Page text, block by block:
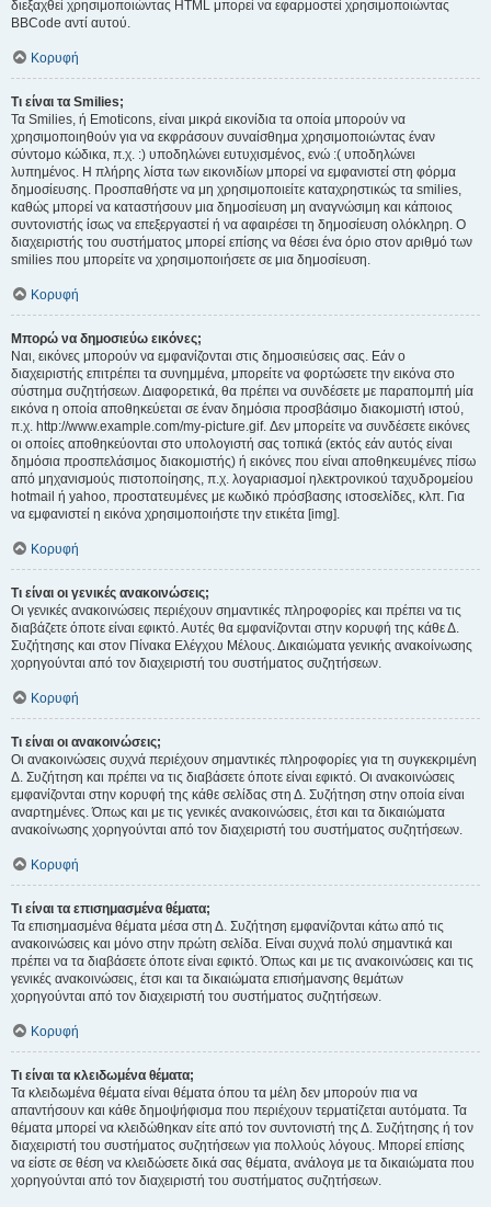
διεξαχθεί χρησιμοποιώντας HTML μπορεί να εφαρμοστεί χρησιμοποιώντας
BBCode αντί αυτού.
Κορυφή
Τι είναι τα Smilies;
Τα Smilies, ή Emoticons, είναι μικρά εικονίδια τα οποία μπορούν να
χρησιμοποιηθούν για να εκφράσουν συναίσθημα χρησιμοποιώντας έναν
σύντομο κώδικα, π.χ. :) υποδηλώνει ευτυχισμένος, ενώ :( υποδηλώνει
λυπημένος. Η πλήρης λίστα των εικονιδίων μπορεί να εμφανιστεί στη φόρμα
δημοσίευσης. Προσπαθήστε να μη χρησιμοποιείτε καταχρηστικώς τα smilies,
καθώς μπορεί να καταστήσουν μια δημοσίευση μη αναγνώσιμη και κάποιος
συντονιστής ίσως να επεξεργαστεί ή να αφαιρέσει τη δημοσίευση ολόκληρη. Ο
διαχειριστής του συστήματος μπορεί επίσης να θέσει ένα όριο στον αριθμό των
smilies που μπορείτε να χρησιμοποιήσετε σε μια δημοσίευση.
Κορυφή
Μπορώ να δημοσιεύω εικόνες;
Ναι, εικόνες μπορούν να εμφανίζονται στις δημοσιεύσεις σας. Εάν ο
διαχειριστής επιτρέπει τα συνημμένα, μπορείτε να φορτώσετε την εικόνα στο
σύστημα συζητήσεων. Διαφορετικά, θα πρέπει να συνδέσετε με παραπομπή μία
εικόνα η οποία αποθηκεύεται σε έναν δημόσια προσβάσιμο διακομιστή ιστού,
π.χ. http://www.example.com/my-picture.gif. Δεν μπορείτε να συνδέσετε εικόνες
οι οποίες αποθηκεύονται στο υπολογιστή σας τοπικά (εκτός εάν αυτός είναι
δημόσια προσπελάσιμος διακομιστής) ή εικόνες που είναι αποθηκευμένες πίσω
από μηχανισμούς πιστοποίησης, π.χ. λογαριασμοί ηλεκτρονικού ταχυδρομείου
hotmail ή yahoo, προστατευμένες με κωδικό πρόσβασης ιστοσελίδες, κλπ. Για
να εμφανιστεί η εικόνα χρησιμοποιήστε την ετικέτα [img].
Κορυφή
Τι είναι οι γενικές ανακοινώσεις;
Οι γενικές ανακοινώσεις περιέχουν σημαντικές πληροφορίες και πρέπει να τις
διαβάζετε όποτε είναι εφικτό. Αυτές θα εμφανίζονται στην κορυφή της κάθε Δ.
Συζήτησης και στον Πίνακα Ελέγχου Μέλους. Δικαιώματα γενικής ανακοίνωσης
χορηγούνται από τον διαχειριστή του συστήματος συζητήσεων.
Κορυφή
Τι είναι οι ανακοινώσεις;
Οι ανακοινώσεις συχνά περιέχουν σημαντικές πληροφορίες για τη συγκεκριμένη
Δ. Συζήτηση και πρέπει να τις διαβάσετε όποτε είναι εφικτό. Οι ανακοινώσεις
εμφανίζονται στην κορυφή της κάθε σελίδας στη Δ. Συζήτηση στην οποία είναι
αναρτημένες. Όπως και με τις γενικές ανακοινώσεις, έτσι και τα δικαιώματα
ανακοίνωσης χορηγούνται από τον διαχειριστή του συστήματος συζητήσεων.
Κορυφή
Τι είναι τα επισημασμένα θέματα;
Τα επισημασμένα θέματα μέσα στη Δ. Συζήτηση εμφανίζονται κάτω από τις
ανακοινώσεις και μόνο στην πρώτη σελίδα. Είναι συχνά πολύ σημαντικά και
πρέπει να τα διαβάσετε όποτε είναι εφικτό. Όπως και με τις ανακοινώσεις και τις
γενικές ανακοινώσεις, έτσι και τα δικαιώματα επισήμανσης θεμάτων
χορηγούνται από τον διαχειριστή του συστήματος συζητήσεων.
Κορυφή
Τι είναι τα κλειδωμένα θέματα;
Τα κλειδωμένα θέματα είναι θέματα όπου τα μέλη δεν μπορούν πια να
απαντήσουν και κάθε δημοψήφισμα που περιέχουν τερματίζεται αυτόματα. Τα
θέματα μπορεί να κλειδώθηκαν είτε από τον συντονιστή της Δ. Συζήτησης ή τον
διαχειριστή του συστήματος συζητήσεων για πολλούς λόγους. Μπορεί επίσης
να είστε σε θέση να κλειδώσετε δικά σας θέματα, ανάλογα με τα δικαιώματα που
χορηγούνται από τον διαχειριστή του συστήματος συζητήσεων.